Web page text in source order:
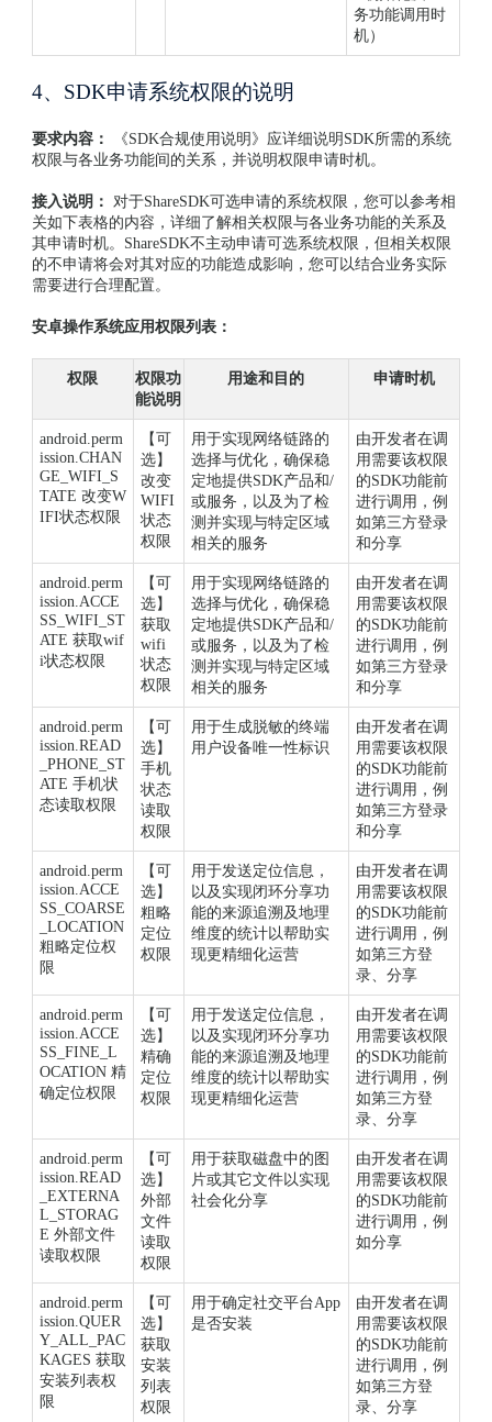
务功能调用时
机）
4、SDK申请系统权限的说明
要求内容：
《SDK合规使用说明》应详细说明SDK所需的系统
权限与各业务功能间的关系，并说明权限申请时机。
接入说明： 对于ShareSDK可选申请的系统权限，您可以参考相
关如下表格的内容，详细了解相关权限与各业务功能的关系及
其申请时机。ShareSDK不主动申请可选系统权限，但相关权限
的不申请将会对其对应的功能造成影响，您可以结合业务实际
需要进行合理配置。
安卓操作系统应用权限列表：
权限
权限功
能说明
用途和目的 申请时机
android.perm
ission.CHAN
GE_WIFI_S
TATE 改变W
IFI状态权限
【可
选】
改变
WIFI
状态
权限
用于实现网络链路的
选择与优化，确保稳
定地提供SDK产品和/
或服务，以及为了检
测并实现与特定区域
相关的服务
由开发者在调
用需要该权限
的SDK功能前
进行调用，例
如第三方登录
和分享
android.perm
ission.ACCE
SS_WIFI_ST
ATE 获取wif
i状态权限
【可
选】
获取
wifi
状态
权限
用于实现网络链路的
选择与优化，确保稳
定地提供SDK产品和/
或服务，以及为了检
测并实现与特定区域
相关的服务
由开发者在调
用需要该权限
的SDK功能前
进行调用，例
如第三方登录
和分享
android.perm
ission.READ
_PHONE_ST
ATE 手机状
态读取权限
【可
选】
手机
状态
读取
权限
用于生成脱敏的终端
用户设备唯一性标识
由开发者在调
用需要该权限
的SDK功能前
进行调用，例
如第三方登录
和分享
android.perm
ission.ACCE
SS_COARSE
_LOCATION
粗略定位权
限
【可
选】
粗略
定位
权限
用于发送定位信息，
以及实现闭环分享功
能的来源追溯及地理
维度的统计以帮助实
现更精细化运营
由开发者在调
用需要该权限
的SDK功能前
进行调用，例
如第三方登
录、分享
android.perm
ission.ACCE
SS_FINE_L
OCATION 精
确定位权限
【可
选】
精确
定位
权限
用于发送定位信息，
以及实现闭环分享功
能的来源追溯及地理
维度的统计以帮助实
现更精细化运营
由开发者在调
用需要该权限
的SDK功能前
进行调用，例
如第三方登
录、分享
android.perm
ission.READ
_EXTERNA
L_STORAG
E 外部文件
读取权限
【可
选】
外部
文件
读取
权限
用于获取磁盘中的图
片或其它文件以实现
社会化分享
由开发者在调
用需要该权限
的SDK功能前
进行调用，例
如分享
android.perm
ission.QUER
Y_ALL_PAC
KAGES 获取
安装列表权
限
【可
选】
获取
安装
列表
权限
用于确定社交平台App
是否安装
由开发者在调
用需要该权限
的SDK功能前
进行调用，例
如第三方登
录、分享